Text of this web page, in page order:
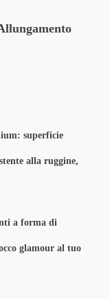
superficie
alla ruggine,
a forma di
glamour al tuo